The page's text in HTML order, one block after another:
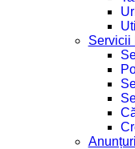
Servicii
Anunțuri